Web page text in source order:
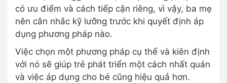
có ưu điểm và cách tiếp cận riêng, vì vậy, ba mẹ
nên cân nhắc kỹ lưỡng trước khi quyết định áp
dụng phương pháp nào.
Việc chọn một phương pháp cụ thể và kiên định
với nó sẽ giúp trẻ phát triển một cách nhất quán
và việc áp dụng cho bé cũng hiệu quả hơn.